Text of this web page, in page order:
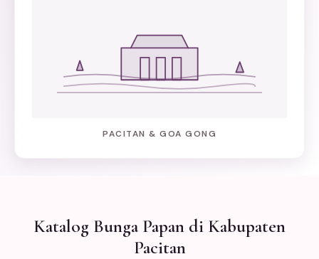
PACITAN & GOA GONG
Katalog Bunga Papan di Kabupaten
Pacitan